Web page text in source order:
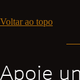
Voltar ao topo
Apoie